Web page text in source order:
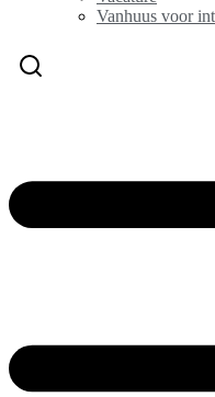
Vanhuus voor